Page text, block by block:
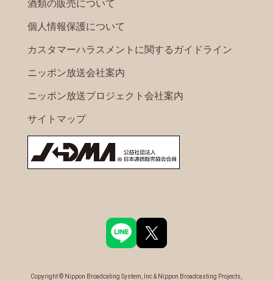
酒類の販売について
個人情報保護について
カスタマーハラスメントに関するガイドライン
ニッポン放送会社案内
ニッポン放送プロジェクト会社案内
サイトマップ
Copyright © Nippon Broadcating System, Inc & Nippon Broadcasting Projects,